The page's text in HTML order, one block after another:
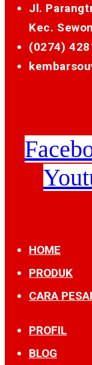
Jl.
Kec.
(0274)
HOME
PRODUK
CARA
PROFIL
BLOG